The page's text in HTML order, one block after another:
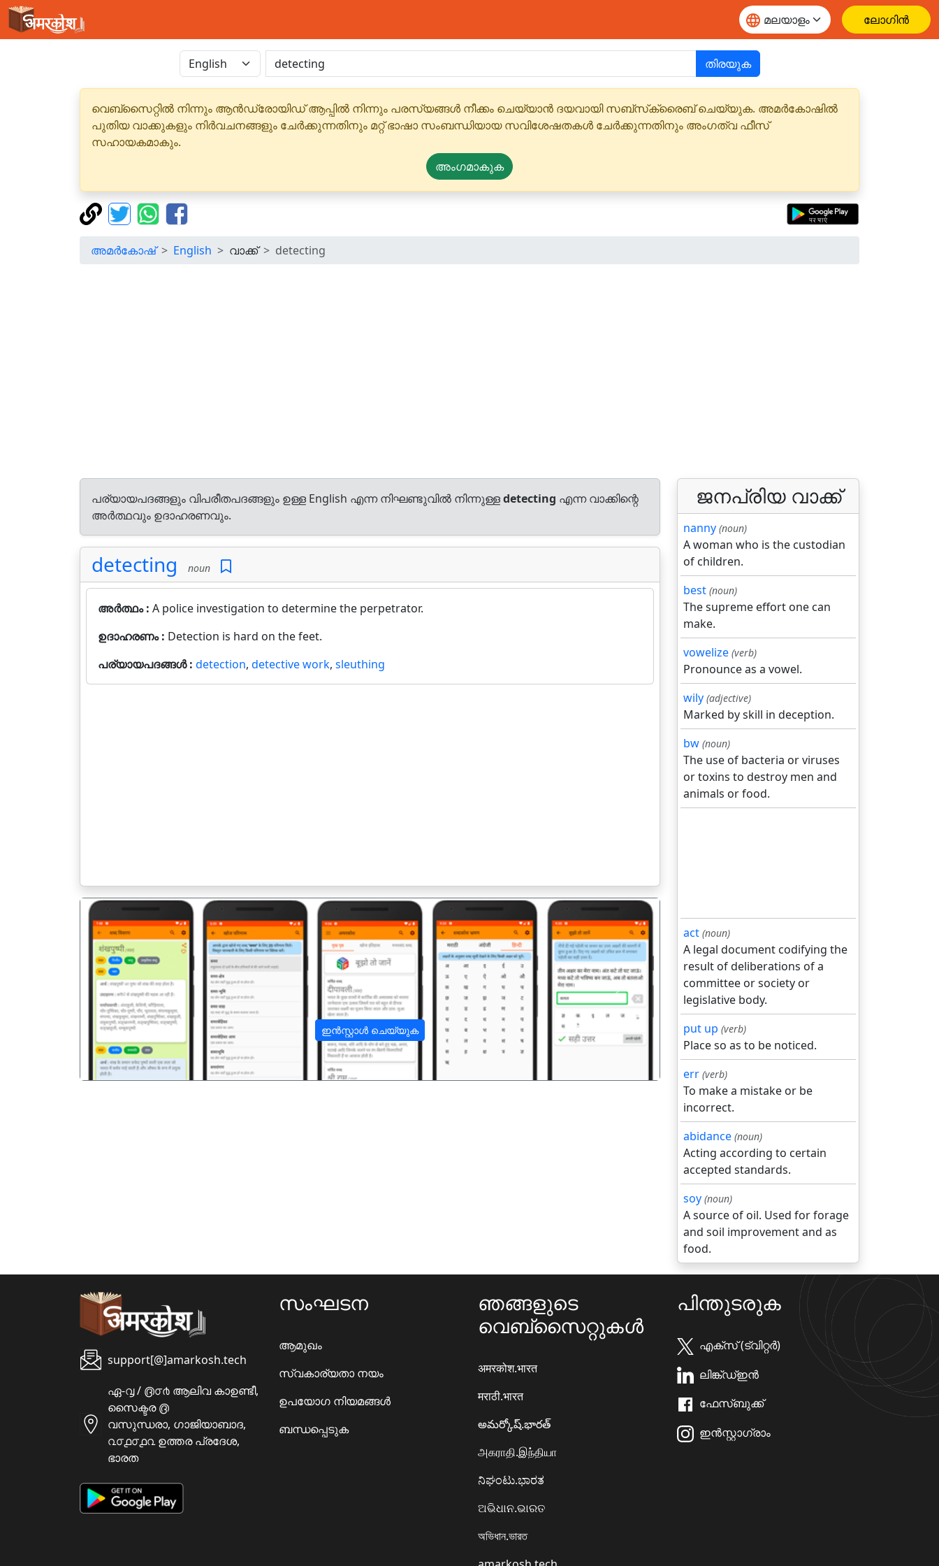
ലോഗിൻ
തിരയുക
വെബ്‌സൈറ്റിൽ നിന്നും ആൻഡ്രോയിഡ് ആപ്പിൽ നിന്നും പരസ്യങ്ങൾ നീക്കം ചെയ്യാൻ ദയവായി സബ്‌സ്‌ക്രൈബ് ചെയ്യുക. അമർകോഷിൽ
പുതിയ വാക്കുകളും നിർവചനങ്ങളും ചേർക്കുന്നതിനും മറ്റ് ഭാഷാ സംബന്ധിയായ സവിശേഷതകൾ ചേർക്കുന്നതിനും അംഗത്വ ഫീസ്
സഹായകമാകും.
അംഗമാകുക
അമർകോഷ് English വാക്ക് detecting
പര്യായപദങ്ങളും വിപരീതപദങ്ങളും ഉള്ള English എന്ന നിഘണ്ടുവിൽ നിന്നുള്ളdetecting എന്ന വാക്കിന്റെ
അർത്ഥവും ഉദാഹരണവും.
detecting noun
അർത്ഥം : A police investigation to determine the perpetrator.
ഉദാഹരണം : Detection is hard on the feet.
പര്യായപദങ്ങൾ : detection, detective work, sleuthing
ഇൻസ്റ്റാൾ ചെയ്യുക
पिछला अगला
ജനപ്രിയ വാക്ക്
nanny (noun)
A woman who is the custodian
of children.
best (noun)
The supreme effort one can
make.
vowelize (verb)
Pronounce as a vowel.
wily (adjective)
Marked by skill in deception.
bw (noun)
The use of bacteria or viruses
or toxins to destroy men and
animals or food.
act (noun)
A legal document codifying the
result of deliberations of a
committee or society or
legislative body.
put up (verb)
Place so as to be noticed.
err (verb)
To make a mistake or be
incorrect.
abidance (noun)
Acting according to certain
accepted standards.
soy (noun)
A source of oil. Used for forage
and soil improvement and as
food.
support[@]amarkosh.tech
ഏ-൮ / ൫൦൪ ആലിവ കാഉണ്ടീ,
സൈക്ടര ൫
വസുന്ധരാ, ഗാജിയാബാദ,
൨൦൧൦൧൨ ഉത്തര പ്രദേശ,
ഭാരത
സംഘടന
ആമുഖം
സ്വകാര്യതാ നയം
ഉപയോഗ നിയമങ്ങൾ
ബന്ധപ്പെടുക
ഞങ്ങളുടെ
വെബ്സൈറ്റുകൾ
अमरकोश.भारत
मराठी.भारत
అమర్కోష్.భారత్
அகராதி.இந்தியா
ನಿಘಂಟು.ಭಾರತ
ଅଭିଧାନ.ଭାରତ
অভিধান.ভারত
പിന്തുടരുക
എക്സ് (ട്വിറ്റർ)
ലിങ്ക്ഡ്ഇൻ
ഫേസ്ബുക്ക്
ഇൻസ്റ്റാഗ്രാം